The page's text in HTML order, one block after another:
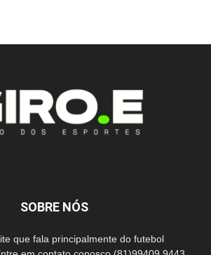
SOBRE NÓS
que fala principalmente do futebol